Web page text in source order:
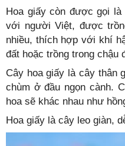
Hoa giấy còn được gọi là
với người Việt, được
nhiều, thích hợp với khí
đất hoặc trồng trong chậu
Cây hoa giấy là cây thân
chùm ở đầu ngọn cành.
hoa sẽ khác nhau như
Hoa giấy là cây leo giàn,